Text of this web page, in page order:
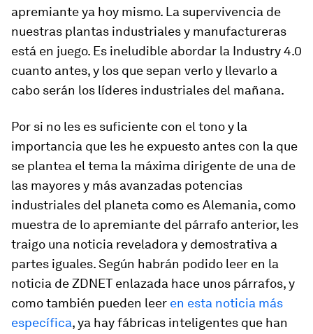
apremiante ya hoy mismo. La supervivencia de
nuestras plantas industriales y manufactureras
está en juego. Es ineludible abordar la Industry 4.0
cuanto antes, y los que sepan verlo y llevarlo a
cabo serán los líderes industriales del mañana.
Por si no les es suficiente con el tono y la
importancia que les he expuesto antes con la que
se plantea el tema la máxima dirigente de una de
las mayores y más avanzadas potencias
industriales del planeta como es Alemania, como
muestra de lo apremiante del párrafo anterior, les
traigo una noticia reveladora y demostrativa a
partes iguales. Según habrán podido leer en la
noticia de ZDNET enlazada hace unos párrafos, y
como también pueden leer en esta noticia más
específica, ya hay fábricas inteligentes que han